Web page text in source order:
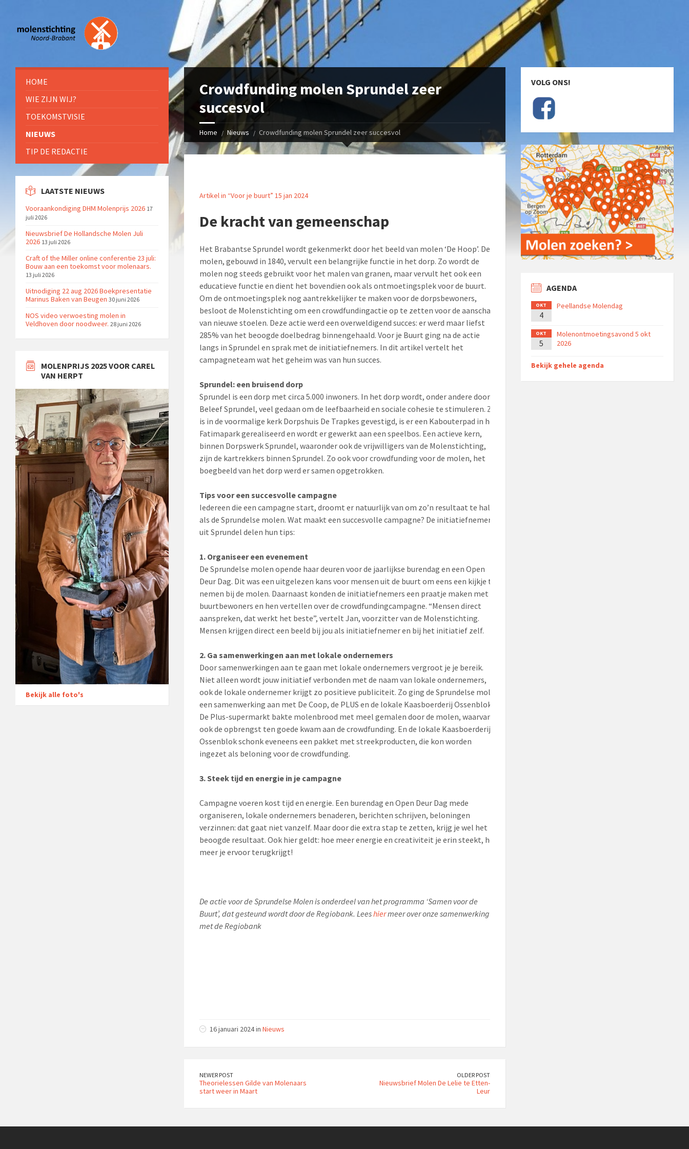
Crowdfunding molen Sprundel zeer
succesvol
Home Nieuws Crowdfunding molen Sprundel zeer succesvol
Artikel in “Voor je buurt” 15 jan 2024
De kracht van gemeenschap
Het Brabantse Sprundel wordt gekenmerkt door het beeld van molen ‘De Hoop’. De
molen, gebouwd in 1840, vervult een belangrijke functie in het dorp. Zo wordt de
molen nog steeds gebruikt voor het malen van granen, maar vervult het ook een
educatieve functie en dient het bovendien ook als ontmoetingsplek voor de buurt.
Om de ontmoetingsplek nog aantrekkelijker te maken voor de dorpsbewoners,
besloot de Molenstichting om een crowdfundingactie op te zetten voor de aanschaf
van nieuwe stoelen. Deze actie werd een overweldigend succes: er werd maar liefst
285% van het beoogde doelbedrag binnengehaald. Voor je Buurt ging na de actie
langs in Sprundel en sprak met de initiatiefnemers. In dit artikel vertelt het
campagneteam wat het geheim was van hun succes.
Sprundel: een bruisend dorp
Sprundel is een dorp met circa 5.000 inwoners. In het dorp wordt, onder andere door
Beleef Sprundel, veel gedaan om de leefbaarheid en sociale cohesie te stimuleren. Zo
is in de voormalige kerk Dorpshuis De Trapkes gevestigd, is er een Kabouterpad in het
Fatimapark gerealiseerd en wordt er gewerkt aan een speelbos. Een actieve kern,
binnen Dorpswerk Sprundel, waaronder ook de vrijwilligers van de Molenstichting,
zijn de kartrekkers binnen Sprundel. Zo ook voor crowdfunding voor de molen, het
boegbeeld van het dorp werd er samen opgetrokken.
Tips voor een succesvolle campagne
Iedereen die een campagne start, droomt er natuurlijk van om zo’n resultaat te halen
als de Sprundelse molen. Wat maakt een succesvolle campagne? De initiatiefnemers
uit Sprundel delen hun tips:
1. Organiseer een evenement
De Sprundelse molen opende haar deuren voor de jaarlijkse burendag en een Open
Deur Dag. Dit was een uitgelezen kans voor mensen uit de buurt om eens een kijkje te
nemen bij de molen. Daarnaast konden de initiatiefnemers een praatje maken met
buurtbewoners en hen vertellen over de crowdfundingcampagne. “Mensen direct
aanspreken, dat werkt het beste”, vertelt Jan, voorzitter van de Molenstichting.
Mensen krijgen direct een beeld bij jou als initiatiefnemer en bij het initiatief zelf.
2. Ga samenwerkingen aan met lokale ondernemers
Door samenwerkingen aan te gaan met lokale ondernemers vergroot je je bereik.
Niet alleen wordt jouw initiatief verbonden met de naam van lokale ondernemers,
ook de lokale ondernemer krijgt zo positieve publiciteit. Zo ging de Sprundelse molen
een samenwerking aan met De Coop, de PLUS en de lokale Kaasboerderij Ossenblok.
De Plus-supermarkt bakte molenbrood met meel gemalen door de molen, waarvan
ook de opbrengst ten goede kwam aan de crowdfunding. En de lokale Kaasboerderij
Ossenblok schonk eveneens een pakket met streekproducten, die kon worden
ingezet als beloning voor de crowdfunding.
3. Steek tijd en energie in je campagne
Campagne voeren kost tijd en energie. Een burendag en Open Deur Dag mede
organiseren, lokale ondernemers benaderen, berichten schrijven, beloningen
verzinnen: dat gaat niet vanzelf. Maar door die extra stap te zetten, krijg je wel het
beoogde resultaat. Ook hier geldt: hoe meer energie en creativiteit je erin steekt, hoe
meer je ervoor terugkrijgt!
De actie voor de Sprundelse Molen is onderdeel van het programma ‘Samen voor de
Buurt’, dat gesteund wordt door de Regiobank. Leeshiermeer over onze samenwerking
met de Regiobank
16 januari 2024 in Nieuws
NEWER POST
Theorielessen Gilde van Molenaars
start weer in Maart
OLDER POST
Nieuwsbrief Molen De Lelie te Etten-
Leur
HOME
WIE ZIJN WIJ?
TOEKOMSTVISIE
NIEUWS
TIP DE REDACTIE
LAATSTE NIEUWS
Vooraankondiging DHM Molenprijs 2026 17
juli 2026
Nieuwsbrief De Hollandsche Molen Juli
2026 13 juli 2026
Craft of the Miller online conferentie 23 juli:
Bouw aan een toekomst voor molenaars.
13 juli 2026
Uitnodiging 22 aug 2026 Boekpresentatie
Marinus Baken van Beugen 30 juni 2026
NOS video verwoesting molen in
Veldhoven door noodweer. 28 juni 2026
MOLENPRIJS 2025 VOOR CAREL
VAN HERPT
Bekijk alle foto's
VOLG ONS!
AGENDA
OKT
4
Peellandse Molendag
OKT
5
Molenontmoetingsavond 5 okt
2026
Bekijk gehele agenda